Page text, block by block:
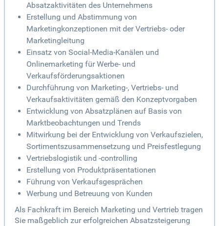
Absatzaktivitäten des Unternehmens
Erstellung und Abstimmung von
Marketingkonzeptionen mit der Vertriebs- oder
Marketingleitung
Einsatz von Social-Media-Kanälen und
Onlinemarketing für Werbe- und
Verkaufsförderungsaktionen
Durchführung von Marketing-, Vertriebs- und
Verkaufsaktivitäten gemäß den Konzeptvorgaben
Entwicklung von Absatzplänen auf Basis von
Marktbeobachtungen und Trends
Mitwirkung bei der Entwicklung von Verkaufszielen,
Sortimentszusammensetzung und Preisfestlegung
Vertriebslogistik und -controlling
Erstellung von Produktpräsentationen
Führung von Verkaufsgesprächen
Werbung und Betreuung von Kunden
Als Fachkraft im Bereich Marketing und Vertrieb tragen
Sie maßgeblich zur erfolgreichen Absatzsteigerung